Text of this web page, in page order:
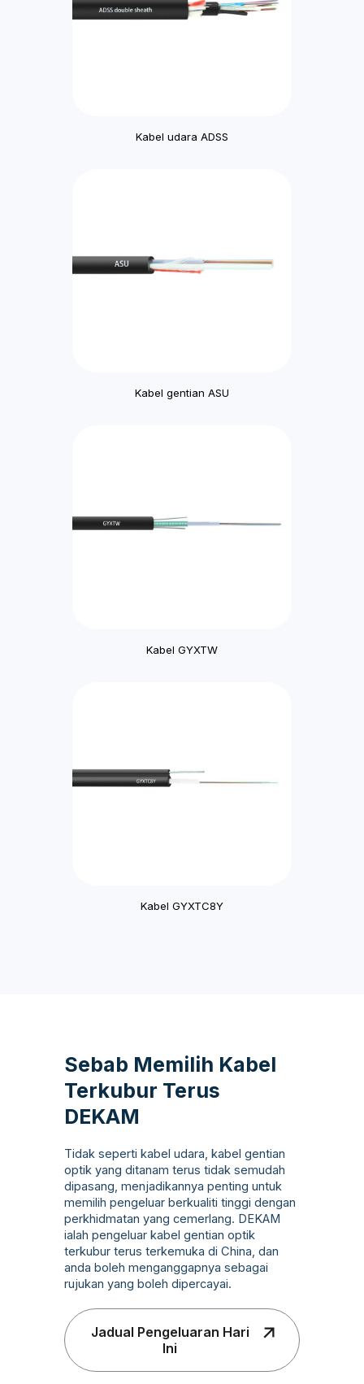
Kabel udara ADSS
Kabel gentian ASU
Kabel GYXTW
Kabel GYXTC8Y
Sebab Memilih Kabel
Terkubur Terus
DEKAM
Tidak seperti kabel udara, kabel gentian
optik yang ditanam terus tidak semudah
dipasang, menjadikannya penting untuk
memilih pengeluar berkualiti tinggi dengan
perkhidmatan yang cemerlang. DEKAM
ialah pengeluar kabel gentian optik
terkubur terus terkemuka di China, dan
anda boleh menganggapnya sebagai
rujukan yang boleh dipercayai.
Jadual Pengeluaran Hari
Ini